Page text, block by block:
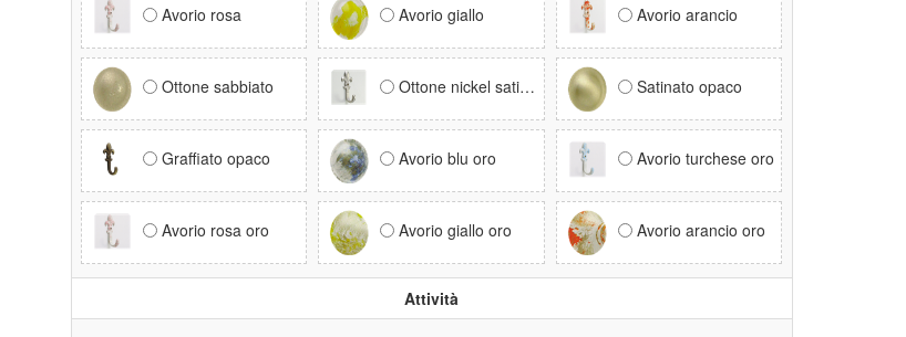
Avorio rosa Avorio giallo Avorio arancio
Ottone sabbiato Ottone nickel satinato Satinato opaco
Graffiato opaco Avorio blu oro Avorio turchese oro
Avorio rosa oro Avorio giallo oro Avorio arancio oro
Attività